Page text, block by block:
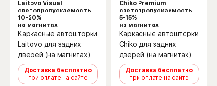
Laitovo Visual
светопропускаемость
10-20%
на магнитах
Каркасные автошторки
Laitovo для задних
дверей (на магнитах)
Доставка бесплатно
при оплате на сайте
Chiko Premium
светопропускаемость
5-15%
на магнитах
Каркасные автошторки
Chiko для задних
дверей (на магнитах)
Доставка бесплатно
при оплате на сайте